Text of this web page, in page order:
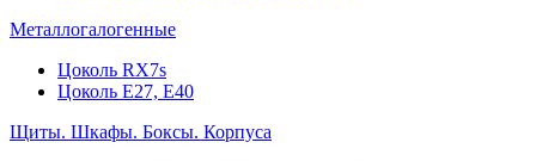
Металлогалогенные
Цоколь RX7s
Цоколь Е27, E40
Щиты. Шкафы. Боксы. Корпуса